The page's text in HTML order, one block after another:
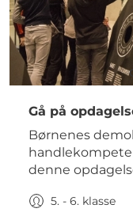
Gå på
Børnenes
denne
5. - 6. klasse